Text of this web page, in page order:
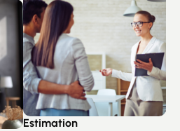
Estimation